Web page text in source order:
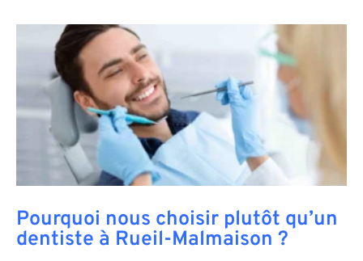
Pourquoi nous choisir plutôt qu’un
dentiste à Rueil-Malmaison ?